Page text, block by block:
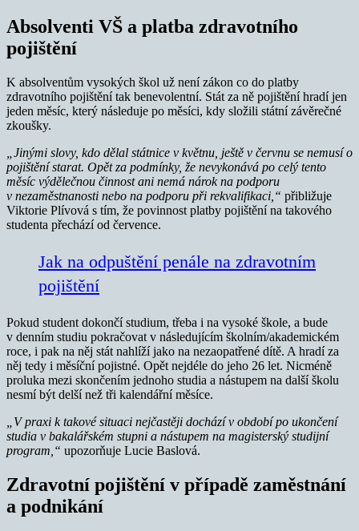
Absolventi VŠ a platba zdravotního
pojištění
K absolventům vysokých škol už není zákon co do platby
zdravotního pojištění tak benevolentní. Stát za ně pojištění hradí jen
jeden měsíc, který následuje po měsíci, kdy složili státní závěrečné
zkoušky.
„Jinými slovy, kdo dělal státnice v květnu, ještě v červnu se nemusí o
pojištění starat. Opět za podmínky, že nevykonává po celý tento
měsíc výdělečnou činnost ani nemá nárok na podporu
v nezaměstnanosti nebo na podporu při rekvalifikaci,“ přibližuje
Viktorie Plívová s tím, že povinnost platby pojištění na takového
studenta přechází od července.
Jak na odpuštění penále na zdravotním
pojištění
Pokud student dokončí studium, třeba i na vysoké škole, a bude
v denním studiu pokračovat v následujícím školním/akademickém
roce, i pak na něj stát nahlíží jako na nezaopatřené dítě. A hradí za
něj tedy i měsíční pojistné. Opět nejdéle do jeho 26 let. Nicméně
proluka mezi skončením jednoho studia a nástupem na další školu
nesmí být delší než tři kalendářní měsíce.
„V praxi k takové situaci nejčastěji dochází v období po ukončení
studia v bakalářském stupni a nástupem na magisterský studijní
program,“ upozorňuje Lucie Baslová.
Zdravotní pojištění v případě zaměstnání
a podnikání